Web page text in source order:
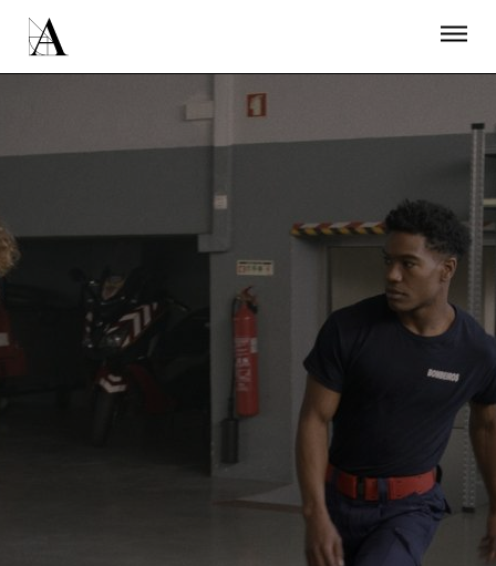
ACTUALIDAD